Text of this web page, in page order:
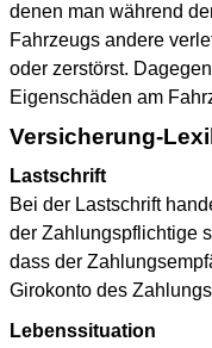
denen man während
Fahrzeugs andere
oder zerstörst.
Eigenschäden am
Versicherung-
Lastschrift
Bei der Lastschrift
der Zahlungspflichtige
dass der
Girokonto des
Lebenssituation